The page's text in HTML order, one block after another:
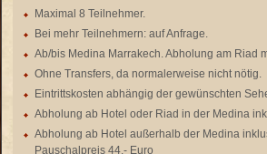
Maximal 8 Teilnehmer.
Bei mehr Teilnehmern: auf Anfrage.
Ab/bis Medina Marrakech. Abholung am Riad
Ohne Transfers, da normalerweise nicht nötig.
Eintrittskosten abhängig der gewünschten
Abholung ab Hotel oder Riad in der Medina
Abholung ab Hotel außerhalb der Medina
Pauschalpreis 44,- Euro